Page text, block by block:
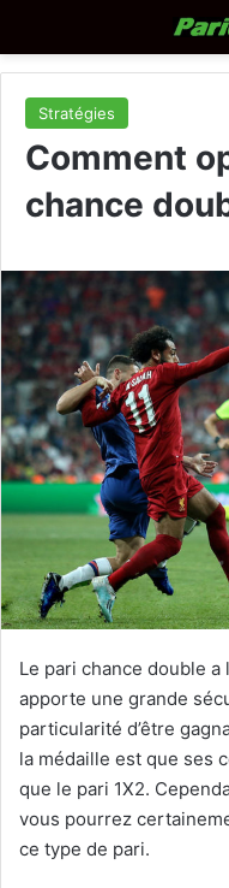
Stratégies
Comment
chance
Le pari chance double
apporte une grande
particularité d’être
la médaille est que ses
que le pari 1X2.
vous pourrez
ce type de pari.